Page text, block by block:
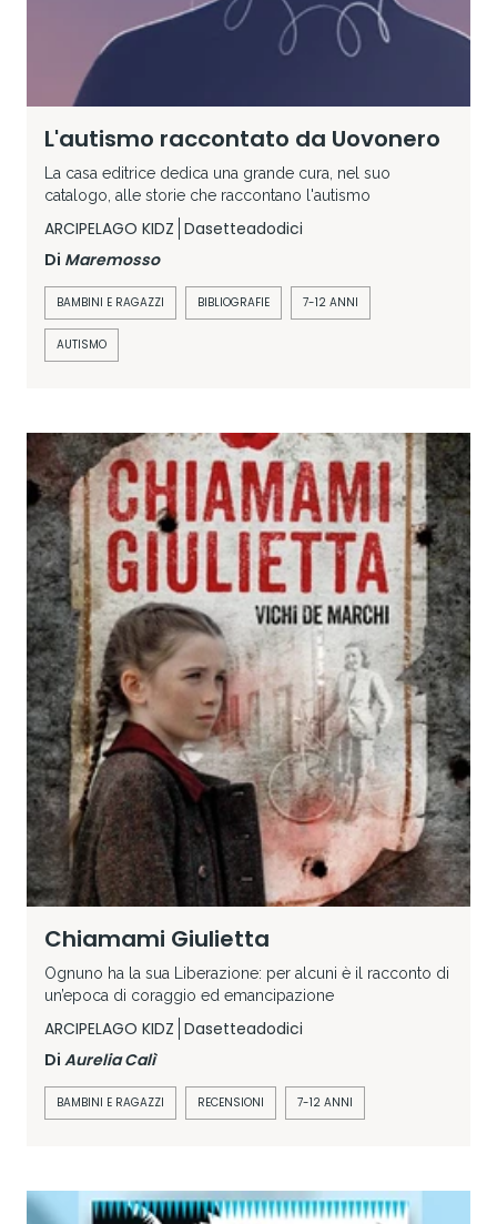
L'autismo raccontato da Uovonero
La casa editrice dedica una grande cura, nel suo
catalogo, alle storie che raccontano l'autismo
ARCIPELAGO KIDZ Dasetteadodici
Di Maremosso
BAMBINI E RAGAZZI BIBLIOGRAFIE 7-12 ANNI
AUTISMO
Chiamami Giulietta
Ognuno ha la sua Liberazione: per alcuni è il racconto di
un’epoca di coraggio ed emancipazione
ARCIPELAGO KIDZ Dasetteadodici
Di Aurelia Calì
BAMBINI E RAGAZZI RECENSIONI 7-12 ANNI